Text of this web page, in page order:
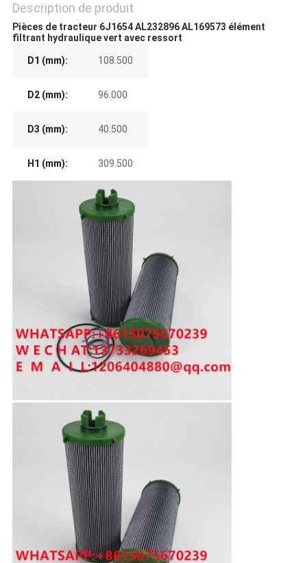
Description de produit
Pièces de tracteur 6J1654 AL232896 AL169573 élément
filtrant hydraulique vert avec ressort
D1 (mm): 108.500
D2 (mm): 96.000
D3 (mm): 40.500
H1 (mm): 309.500